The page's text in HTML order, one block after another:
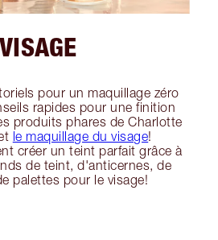
VISAGE
pour un maquillage zéro
rapides pour une finition
produits phares de Charlotte
le maquillage du visage!
créer un teint parfait grâce à
de teint, d'anticernes, de
palettes pour le visage!